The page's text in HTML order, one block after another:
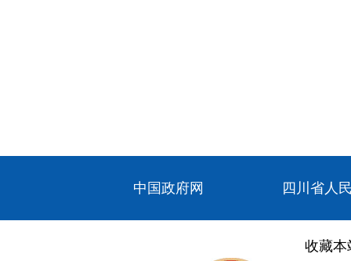
中国政府网 四川省人
收藏本